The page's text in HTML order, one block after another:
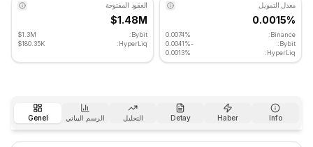
معدل التمويل
0.0015%
Binance:
0.0074%
Bybit:
-0.0041%
HyperLiq:
0.0013%
العقود المفتوحة
$1.48M
Bybit:
$1.3M
HyperLiq:
$180.35K
Genel الرسم البياني التحليل Detay Haber Info